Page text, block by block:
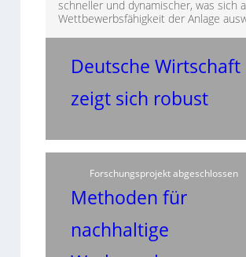
schneller und dynamischer, was sich
Wettbewerbsfähigkeit der Anlage
Deutsche Wirtschaft
zeigt sich robust
Forschungsprojekt abgeschlossen
Methoden für
nachhaltige